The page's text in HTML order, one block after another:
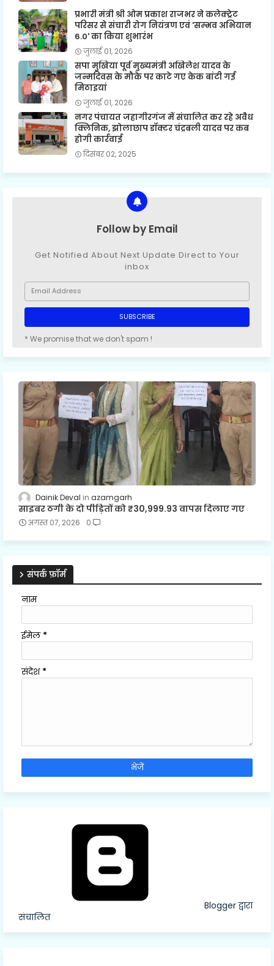
प्रभारी मंत्री श्री ओम प्रकाश राजभर ने कलेक्ट्रेट
परिसर से संचारी रोग नियंत्रण एवं 'सम्भव अभियान
6.0' का किया शुभारंभ
जुलाई 01, 2026
सपा मुखिया पूर्व मुख्यमंत्री अखिलेश यादव के
जन्मदिवस के मौके पर काटे गए केक बांटी गई
मिठाइयां
जुलाई 01, 2026
नगर पंचायत जहागीरगंज में संचालित कर रहे अवैध
क्लिनिक, झोलाछाप डॉक्टर चंद्रबली यादव पर कब
होगी कार्रवाई
दिसंबर 02, 2025
Follow by Email
Get Notified About Next Update Direct to Your
inbox
* We promise that we don't spam !
Dainik Deval azamgarh
साइबर ठगी के दो पीड़ितों को ₹30,999.93 वापस दिलाए गए
अगस्त 07, 2026 0
संपर्क फ़ॉर्म
नाम
ईमेल *
संदेश *
Blogger द्वारा
संचालित